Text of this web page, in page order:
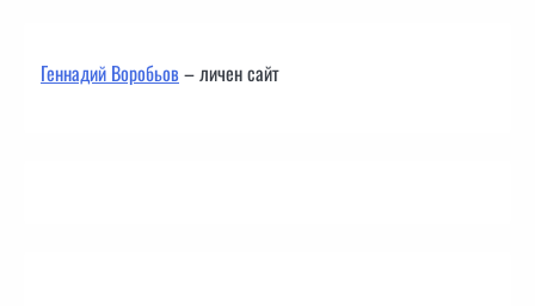
Геннадий Воробьов– личен сайт